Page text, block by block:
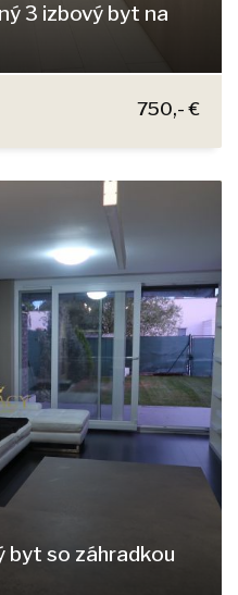
3 izbový byt na
750,- €
byt so záhradkou